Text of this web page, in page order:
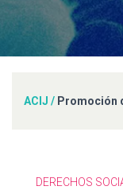
ACIJ / Promoción
DERECHOS